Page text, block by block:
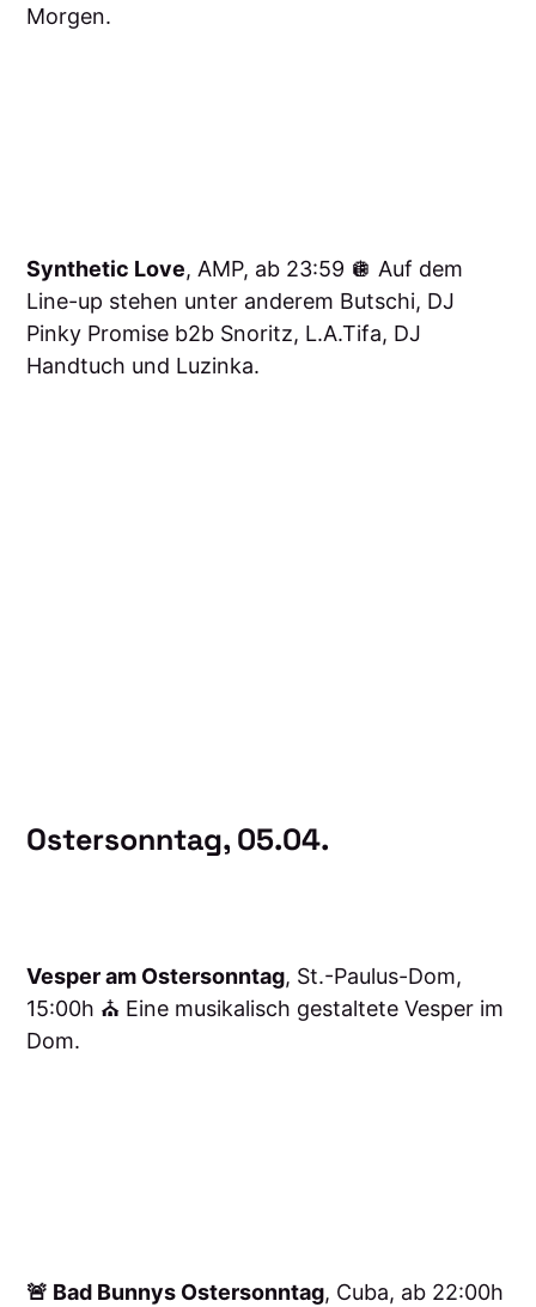
Morgen.
Synthetic Love, AMP, ab 23:59 🪩 Auf dem
Line-up stehen unter anderem Butschi, DJ
Pinky Promise b2b Snoritz, L.A.Tifa, DJ
Handtuch und Luzinka.
Ostersonntag, 05.04.
Vesper am Ostersonntag, St.-Paulus-Dom,
15:00h ⛪️ Eine musikalisch gestaltete Vesper im
Dom.
🚨 Bad Bunnys Ostersonntag, Cuba, ab 22:00h